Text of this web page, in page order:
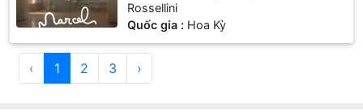
Rossellini
Quốc gia : Hoa Kỳ
‹ 1 2 3 ›